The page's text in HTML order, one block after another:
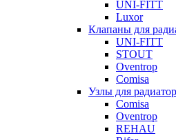
UNI-FITT
Luxor
Клапаны для
UNI-FITT
STOUT
Oventrop
Comisa
Узлы для
Comisa
Oventrop
REHAU